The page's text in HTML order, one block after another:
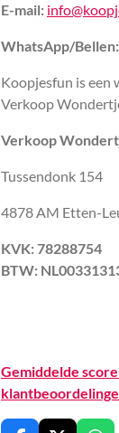
E-mail:
WhatsApp/Bellen:
Koopjesfun is een
Verkoop
Verkoop
Tussendonk 154
4878 AM Etten-
KVK: 78288754
BTW:
Gemiddelde